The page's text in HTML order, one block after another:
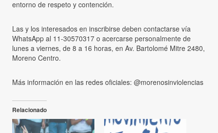
entorno de respeto y contención.
Las y los interesados en inscribirse deben contactarse vía
WhatsApp al 11-30570317 o acercarse personalmente de
lunes a viernes, de 8 a 16 horas, en Av. Bartolomé Mitre 2480,
Moreno Centro.
Más información en las redes oficiales: @morenosinviolencias
Relacionado